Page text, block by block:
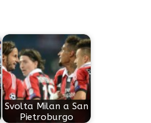
Svolta Milan a San
Pietroburgo